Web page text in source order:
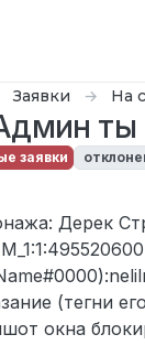
Заявки На
ты
заявки
Дерек
(тегни
окна